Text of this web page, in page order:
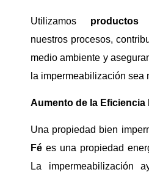
Utilizamos productos
nuestros procesos,
medio ambiente y
la impermeabilización sea
Aumento de la Eficiencia
Una propiedad bien
Fé es una propiedad
La impermeabilización